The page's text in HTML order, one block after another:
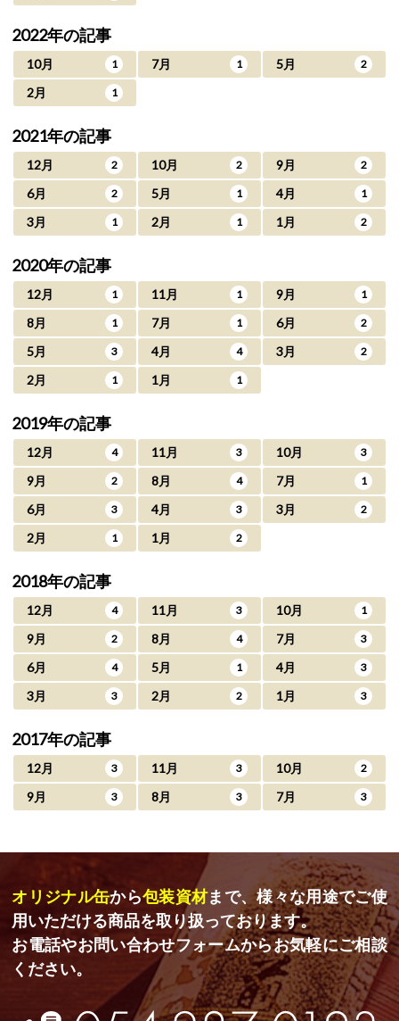
2022年の記事
10月 1 7月 1 5月 2
2月 1
2021年の記事
12月 2 10月 2 9月 2
6月 2 5月 1 4月 1
3月 1 2月 1 1月 2
2020年の記事
12月 1 11月 1 9月 1
8月 1 7月 1 6月 2
5月 3 4月 4 3月 2
2月 1 1月 1
2019年の記事
12月 4 11月 3 10月 3
9月 2 8月 4 7月 1
6月 3 4月 3 3月 2
2月 1 1月 2
2018年の記事
12月 4 11月 3 10月 1
9月 2 8月 4 7月 3
6月 4 5月 1 4月 3
3月 3 2月 2 1月 3
2017年の記事
12月 3 11月 3 10月 2
9月 3 8月 3 7月 3
オリジナル缶から包装資材まで、様々な用途でご使
用いただける商品を取り扱っております。
お電話やお問い合わせフォームからお気軽にご相談
ください。